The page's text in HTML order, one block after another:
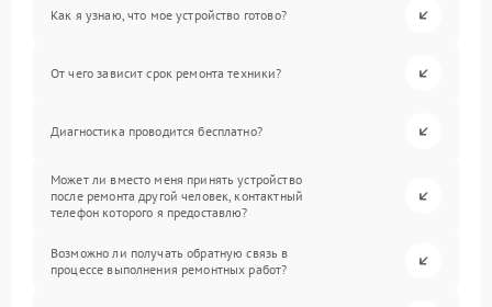
Как я узнаю, что мое устройство готово?
От чего зависит срок ремонта техники?
Диагностика проводится бесплатно?
Может ли вместо меня принять устройство
после ремонта другой человек, контактный
телефон которого я предоставлю?
Возможно ли получать обратную связь в
процессе выполнения ремонтных работ?